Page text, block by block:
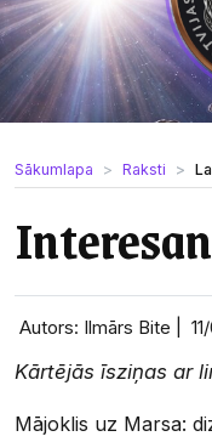
Sākumlapa Raksti
Autors: Ilmārs Bite |
Kārtējās īsziņas ar
Mājoklis uz Marsa: